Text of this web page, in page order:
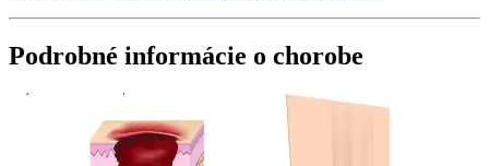
Podrobné informácie o chorobe